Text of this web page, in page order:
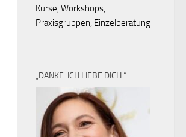
Kurse, Workshops,
Praxisgruppen, Einzelberatung
„DANKE. ICH LIEBE DICH.“